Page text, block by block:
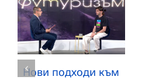
Нови подходи към